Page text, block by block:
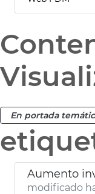
En portada
modificado